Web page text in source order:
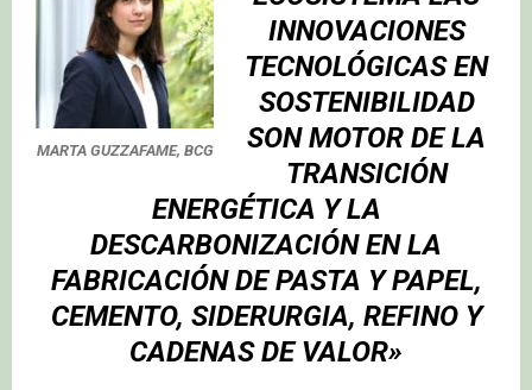
MARTA GUZZAFAME, BCG
INNOVACIONES
TECNOLÓGICAS EN
SOSTENIBILIDAD
SON MOTOR DE LA
TRANSICIÓN
ENERGÉTICA Y LA
DESCARBONIZACIÓN EN LA
FABRICACIÓN DE PASTA Y PAPEL,
CEMENTO, SIDERURGIA, REFINO Y
CADENAS DE VALOR»